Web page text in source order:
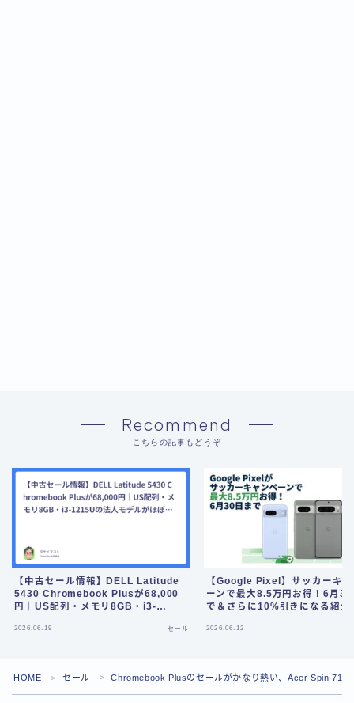
Follow Me
Recommend
こちらの記事もどうぞ
【中古セール情報】DELL Latitude
5430 Chromebook Plusが68,000
円｜US配列・メモリ8GB・i3-
てる
2026.06.19 セール
【Google Pixel】サッカーキ
ーンで最大8.5万円お得！6月30
で＆さらに10%引きになる紹介
2026.06.12
HOME ＞ セール ＞ Chromebook Plusのセールがかなり熱い、Acer Spin 714